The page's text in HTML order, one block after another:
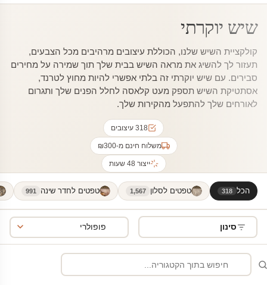
שיש יוקרתי
קולקציית השיש שלנו, הכוללת עיצובים מרהיבים מכל הצבעים,
תעזור לך להשיג את מראה השיש בבית שלך תוך שמירה על מחירים
סבירים. עם שיש יוקרתי זה בלתי אפשרי להיות מחוץ לטרנד,
אסתטיקת השיש תספק מעט קלאסה לחלל הפנים שלך ותגרום
לאורחים שלך להתפעל מהקירות שלך.
318 עיצובים
משלוח חינם מ-₪300
ייצור 48 שעות
הכל 318 טפטים לסלון 1,567 טפטים לחדר שינה 991
סינון